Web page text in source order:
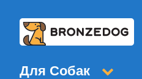
Для Собак